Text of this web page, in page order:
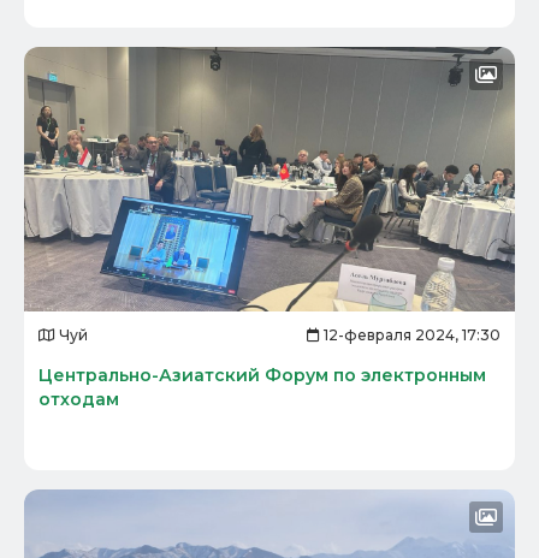
Чуй 12-февраля 2024, 17:30
Центрально-Азиатский Форум по электронным
отходам